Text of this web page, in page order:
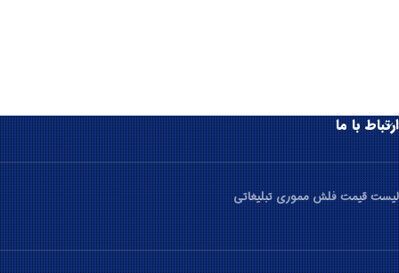
ارتباط با ما
لیست قیمت فلش مموری تبلیغاتی